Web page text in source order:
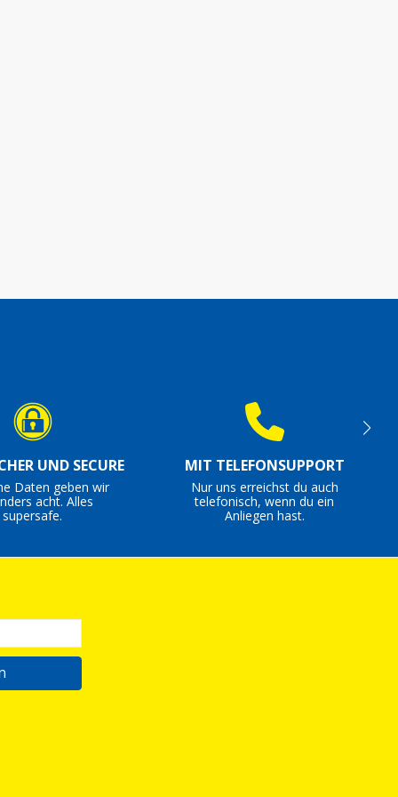
UND SECURE
Daten geben wir
acht. Alles
supersafe.
MIT TELEFONSUPPORT
Nur uns erreichst du auch
telefonisch, wenn du ein
Anliegen hast.